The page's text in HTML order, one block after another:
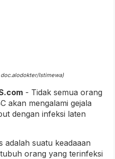
Istimewa)
- Tidak semua orang
akan mengalami gejala
dengan infeksi laten
adalah suatu keadaaan
orang yang terinfeksi